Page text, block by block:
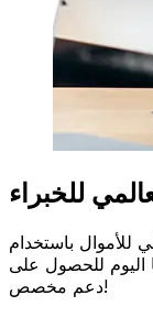
للأموال باستخدام
للحصول على
دعم مخصص!